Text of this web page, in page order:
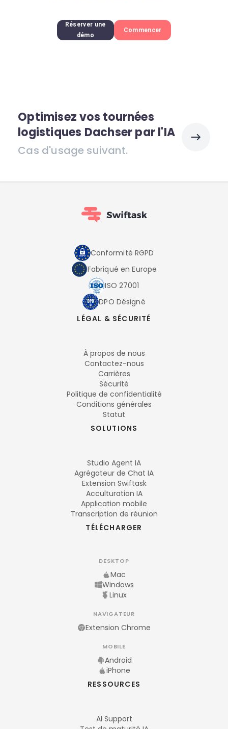
Réserver une
démo
Commencer
Optimisez vos tournées
logistiques Dachser par l'IA
Cas d'usage suivant.
Conformité RGPD
Fabriqué en Europe
ISO 27001
DPO Désigné
LÉGAL & SÉCURITÉ
À propos de nous
Contactez-nous
Carrières
Sécurité
Politique de confidentialité
Conditions générales
Statut
SOLUTIONS
Studio Agent IA
Agrégateur de Chat IA
Extension Swiftask
Acculturation IA
Application mobile
Transcription de réunion
TÉLÉCHARGER
DESKTOP
Mac
Windows
Linux
NAVIGATEUR
Extension Chrome
MOBILE
Android
iPhone
RESSOURCES
AI Support